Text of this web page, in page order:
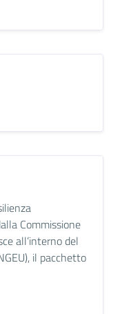
Commissione
all’interno del
il pacchetto